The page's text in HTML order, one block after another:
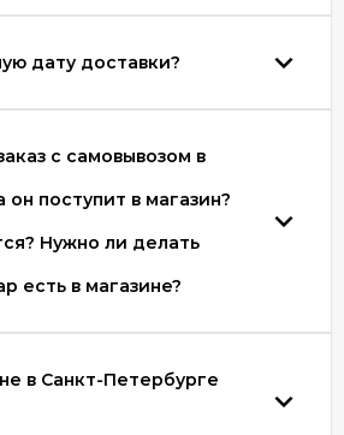
дату доставки?
с самовывозом в
он поступит в магазин?
Нужно ли делать
есть в магазине?
в Санкт-Петербурге